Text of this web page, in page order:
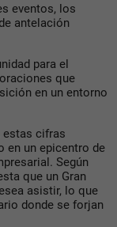
eventos, los
antelación
para el
que
en un entorno
estas cifras
en un epicentro de
Según
que un Gran
asistir, lo que
donde se forjan